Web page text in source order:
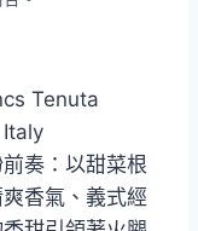
Tenuta
奏：以甜菜根
香氣、義式經